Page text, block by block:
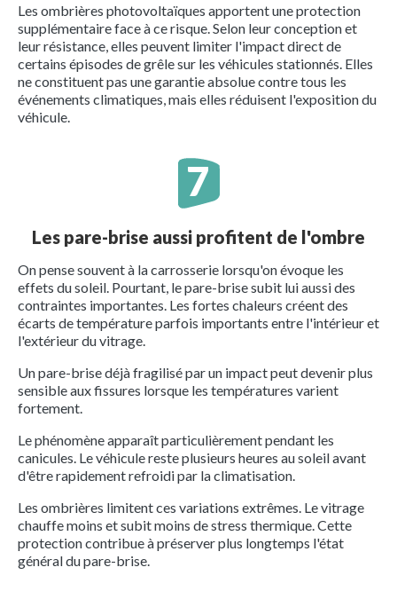
Les ombrières photovoltaïques apportent une protection
supplémentaire face à ce risque. Selon leur conception et
leur résistance, elles peuvent limiter l'impact direct de
certains épisodes de grêle sur les véhicules stationnés. Elles
ne constituent pas une garantie absolue contre tous les
événements climatiques, mais elles réduisent l'exposition du
véhicule.
Les pare-brise aussi profitent de l'ombre
On pense souvent à la carrosserie lorsqu'on évoque les
effets du soleil. Pourtant, le pare-brise subit lui aussi des
contraintes importantes. Les fortes chaleurs créent des
écarts de température parfois importants entre l'intérieur et
l'extérieur du vitrage.
Un pare-brise déjà fragilisé par un impact peut devenir plus
sensible aux fissures lorsque les températures varient
fortement.
Le phénomène apparaît particulièrement pendant les
canicules. Le véhicule reste plusieurs heures au soleil avant
d'être rapidement refroidi par la climatisation.
Les ombrières limitent ces variations extrêmes. Le vitrage
chauffe moins et subit moins de stress thermique. Cette
protection contribue à préserver plus longtemps l'état
général du pare-brise.